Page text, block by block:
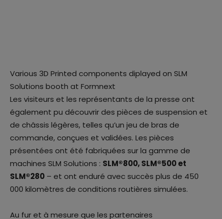
Various 3D Printed components diplayed on SLM
Solutions booth at Formnext
Les visiteurs et les représentants de la presse ont
également pu découvrir des pièces de suspension et
de châssis légères, telles qu’un jeu de bras de
commande, conçues et validées. Les pièces
présentées ont été fabriquées sur la gamme de
machines SLM Solutions : SLM®800, SLM®500 et
SLM®280 – et ont enduré avec succès plus de 450
000 kilomètres de conditions routières simulées.
Au fur et à mesure que les partenaires